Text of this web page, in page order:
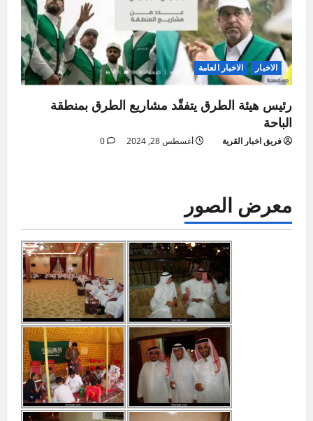
الاخبار الاخبار العامة
رئيس هيئة الطرق يتفقّد مشاريع الطرق بمنطقة
الباحة
فريق اخبار القرية أغسطس 28, 2024 0
معرض الصور